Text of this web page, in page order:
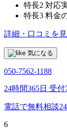
特長2 対応
特長3 料金
詳細・口コミを
気になる
050-7562-1188
24時間365日 受付
電話で無料相談
6